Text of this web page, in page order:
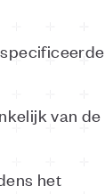
van de
het